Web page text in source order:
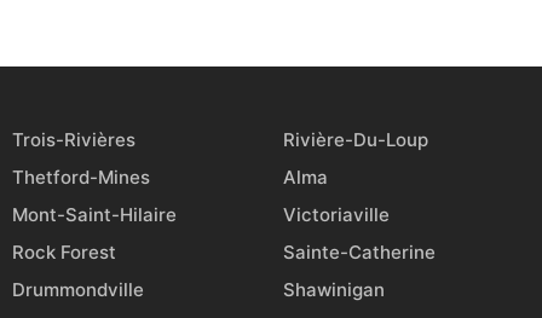
Trois-Rivières
Rivière-Du-Loup
Thetford-Mines
Alma
Mont-Saint-Hilaire
Victoriaville
Rock Forest
Sainte-Catherine
Drummondville
Shawinigan